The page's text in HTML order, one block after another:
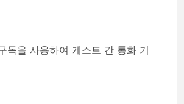
독을 사용하여 게스트 간 통화 기